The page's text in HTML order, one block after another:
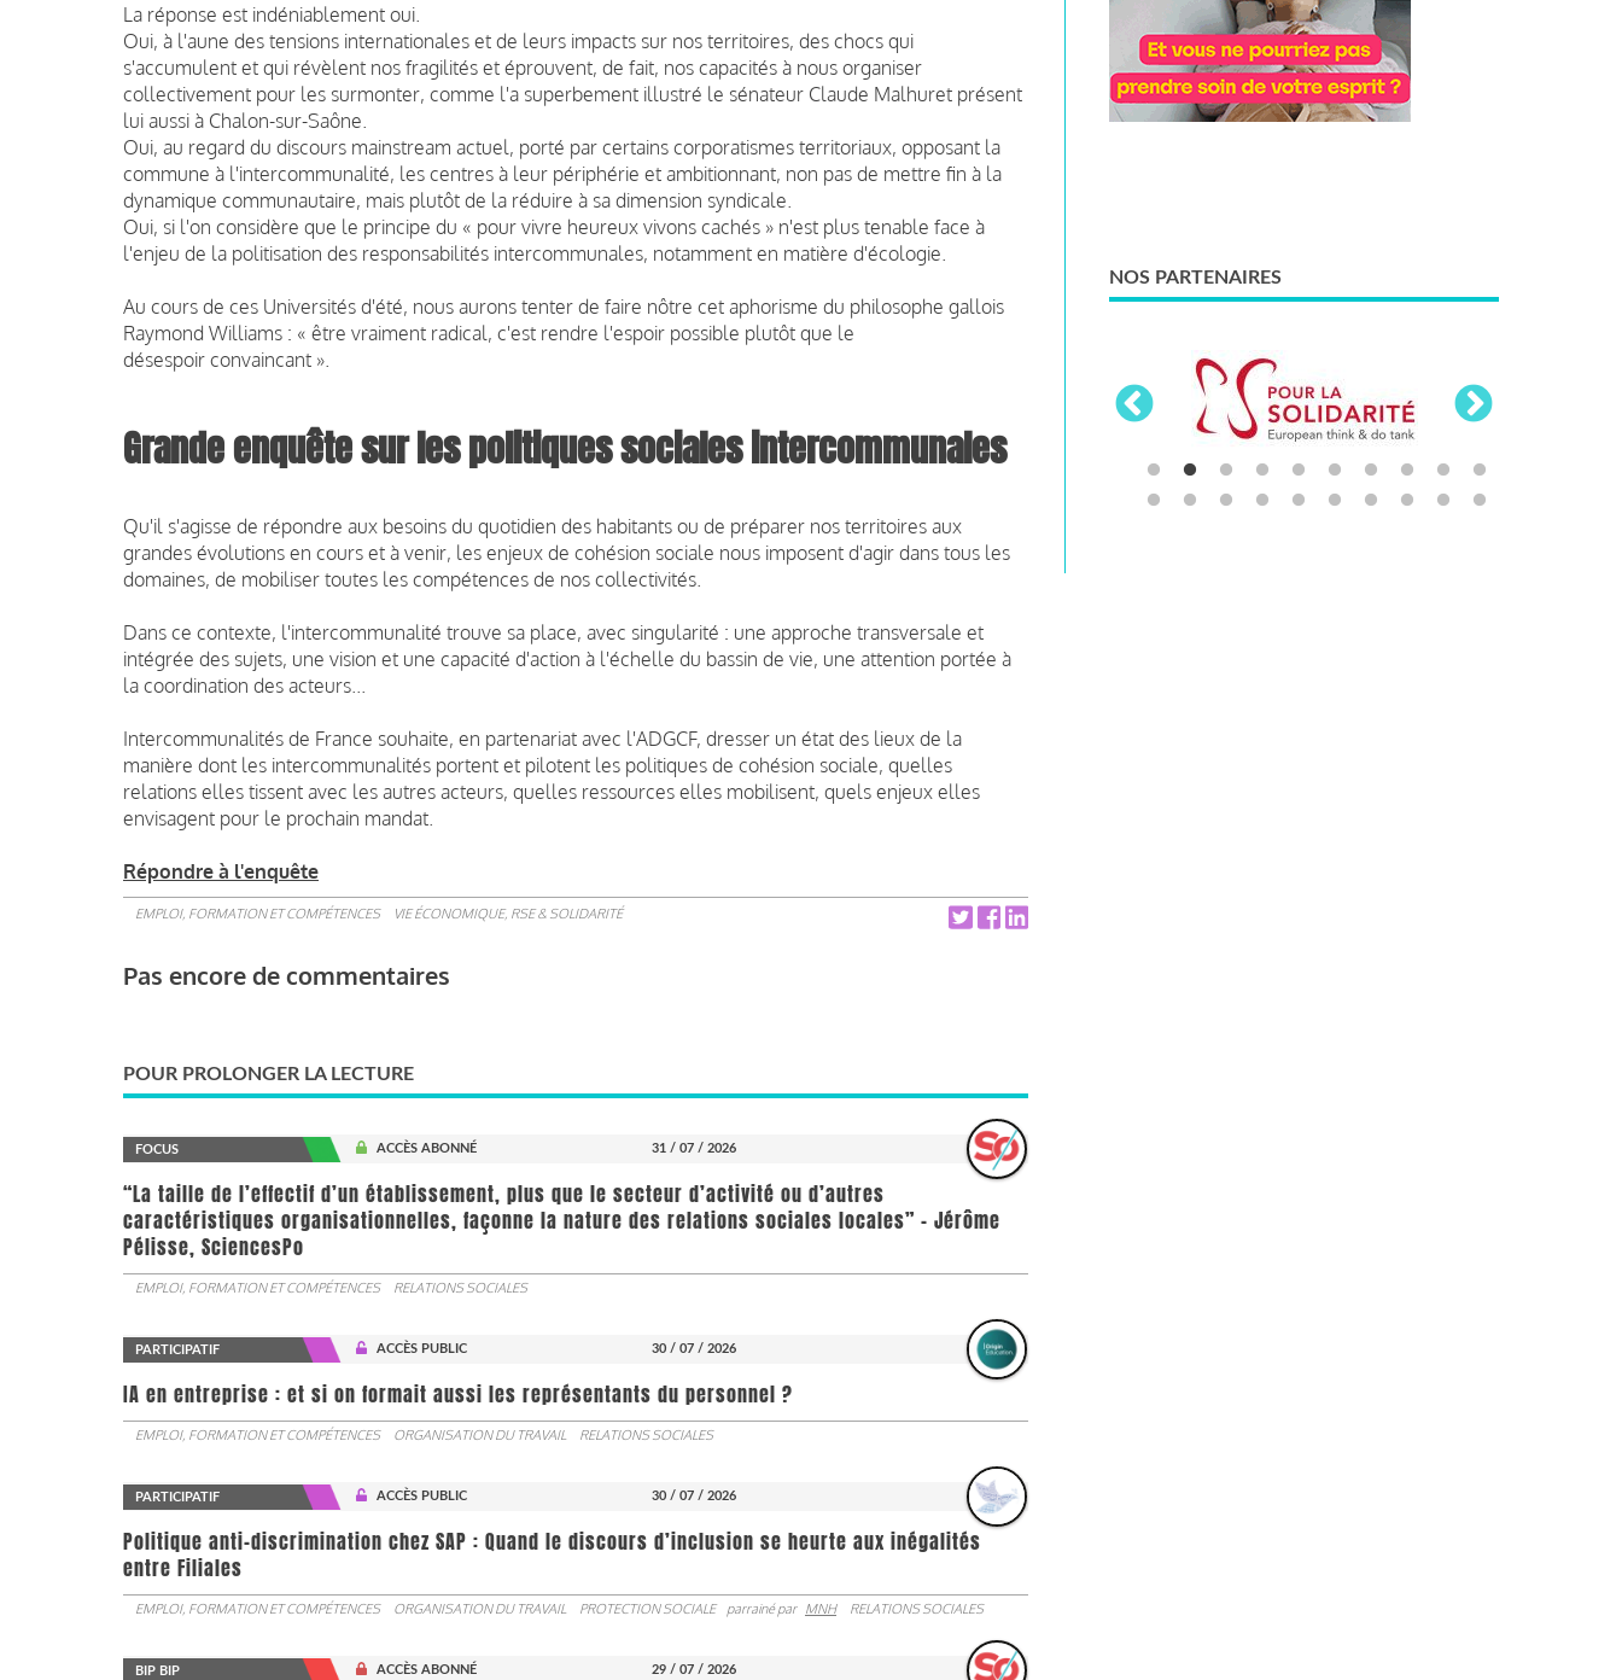
La réponse est indéniablement oui.
Oui, à l'aune des tensions internationales et de leurs impacts sur nos territoires, des chocs qui
s'accumulent et qui révèlent nos fragilités et éprouvent, de fait, nos capacités à nous organiser
collectivement pour les surmonter, comme l'a superbement illustré le sénateur Claude Malhuret présent
lui aussi à Chalon-sur-Saône.
Oui, au regard du discours mainstream actuel, porté par certains corporatismes territoriaux, opposant la
commune à l'intercommunalité, les centres à leur périphérie et ambitionnant, non pas de mettre fin à la
dynamique communautaire, mais plutôt de la réduire à sa dimension syndicale.
Oui, si l'on considère que le principe du « pour vivre heureux vivons cachés » n'est plus tenable face à
l'enjeu de la politisation des responsabilités intercommunales, notamment en matière d'écologie.
Au cours de ces Universités d'été, nous aurons tenter de faire nôtre cet aphorisme du philosophe gallois
Raymond Williams : « être vraiment radical, c'est rendre l'espoir possible plutôt que le
désespoir convaincant ».
Grande enquête sur les politiques sociales intercommunales
Qu'il s'agisse de répondre aux besoins du quotidien des habitants ou de préparer nos territoires aux
grandes évolutions en cours et à venir, les enjeux de cohésion sociale nous imposent d'agir dans tous les
domaines, de mobiliser toutes les compétences de nos collectivités.
Dans ce contexte, l'intercommunalité trouve sa place, avec singularité : une approche transversale et
intégrée des sujets, une vision et une capacité d'action à l'échelle du bassin de vie, une attention portée à
la coordination des acteurs...
Intercommunalités de France souhaite, en partenariat avec l'ADGCF, dresser un état des lieux de la
manière dont les intercommunalités portent et pilotent les politiques de cohésion sociale, quelles
relations elles tissent avec les autres acteurs, quelles ressources elles mobilisent, quels enjeux elles
envisagent pour le prochain mandat.
Répondre à l'enquête
EMPLOI, FORMATION ET COMPÉTENCES VIE ÉCONOMIQUE, RSE & SOLIDARITÉ
Pas encore de commentaires
POUR PROLONGER LA LECTURE
FOCUS ACCÈS ABONNÉ 31 / 07 / 2026
“La taille de l’effectif d’un établissement, plus que le secteur d’activité ou d’autres
caractéristiques organisationnelles, façonne la nature des relations sociales locales” - Jérôme
Pélisse, SciencesPo
EMPLOI, FORMATION ET COMPÉTENCES RELATIONS SOCIALES
PARTICIPATIF ACCÈS PUBLIC 30 / 07 / 2026
IA en entreprise : et si on formait aussi les représentants du personnel ?
EMPLOI, FORMATION ET COMPÉTENCES ORGANISATION DU TRAVAIL RELATIONS SOCIALES
PARTICIPATIF ACCÈS PUBLIC 30 / 07 / 2026
Politique anti-discrimination chez SAP : Quand le discours d’inclusion se heurte aux inégalités
entre Filiales
EMPLOI, FORMATION ET COMPÉTENCES ORGANISATION DU TRAVAIL PROTECTION SOCIALE parrainé par MNH RELATIONS SOCIALES
BIP BIP ACCÈS ABONNÉ 29 / 07 / 2026
NOS PARTENAIRES